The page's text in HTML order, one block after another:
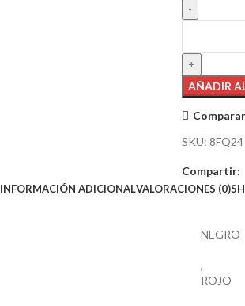
AÑADIR
Comparar
SKU: 8FQ24
Compartir:
INFORMACIÓN ADICIONALVALORACIONES (0)
NEGRO
,
ROJO